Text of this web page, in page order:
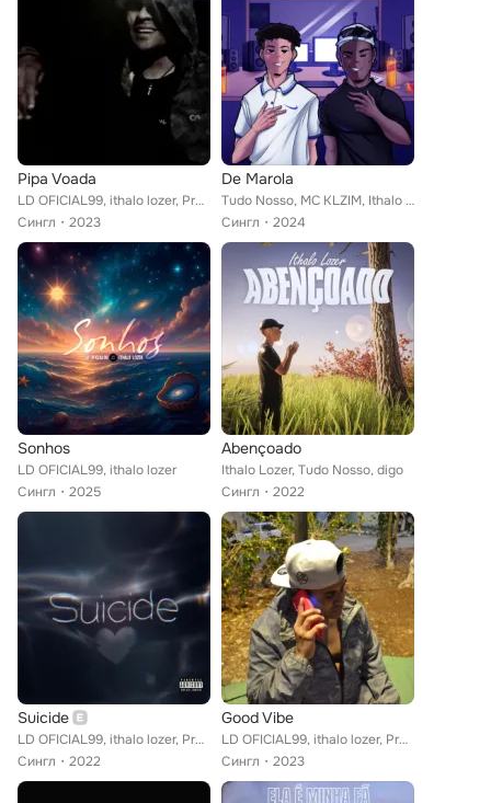
Pipa Voada
LD OFICIAL99, ithalo lozer, Prod Lozer
Сингл
2023
De Marola
Tudo Nosso, MC KLZIM, Ithalo Lozer
Сингл
2024
Sonhos
LD OFICIAL99, ithalo lozer
Сингл
2025
Abençoado
Ithalo Lozer, Tudo Nosso, digo
Сингл
2022
Suicide
LD OFICIAL99, ithalo lozer, Prod Lozer
Сингл
2022
Good Vibe
LD OFICIAL99, ithalo lozer, Prod Lozer
Сингл
2023